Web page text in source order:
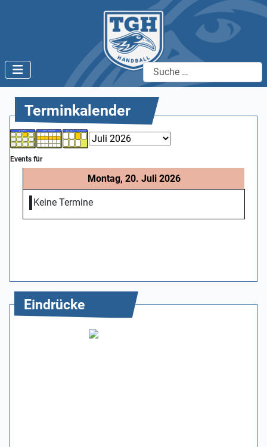
Suchen
Terminkalender
Events für
Montag, 20. Juli 2026
Keine Termine
Eindrücke